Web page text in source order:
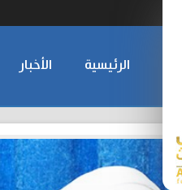
الرئيسية الأخبار